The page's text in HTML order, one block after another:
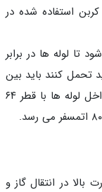
استفاده شده در
ها در برابر
کنند باید بین
۳۴۰ تا ۴۵۰ درجه سانتی‌گراد باشد و فشار مایع داخل لوله ها با قطر ۶۴
در انتقال گاز و